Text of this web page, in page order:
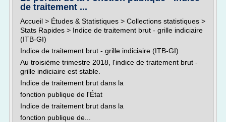
de traitement ...
Accueil > Études & Statistiques > Collections statistiques >
Stats Rapides > Indice de traitement brut - grille indiciaire
(ITB-GI)
Indice de traitement brut - grille indiciaire (ITB-GI)
Au troisième trimestre 2018, l'indice de traitement brut -
grille indiciaire est stable.
Indice de traitement brut dans la
fonction publique de l'État
Indice de traitement brut dans la
fonction publique de...